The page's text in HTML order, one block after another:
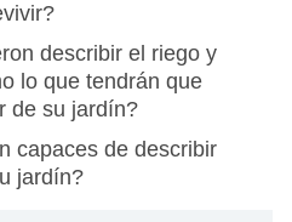
describir el riego y
lo que tendrán que
de su jardín?
capaces de describir
jardín?